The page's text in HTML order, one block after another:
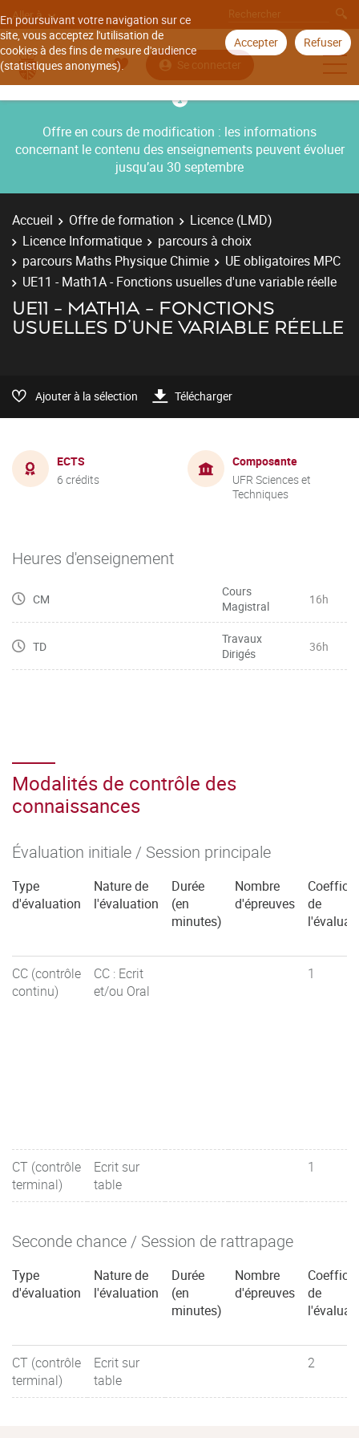
En poursuivant votre navigation sur ce
site, vous acceptez l'utilisation de
cookies à des fins de mesure d'audience
(statistiques anonymes).
Accepter Refuser
Aller à
Se connecter
Offre en cours de modification : les informations
concernant le contenu des enseignements peuvent évoluer
jusqu’au 30 septembre
Accueil Offre de formation
Licence (LMD)
Licence Informatique
parcours à choix
parcours Maths Physique Chimie
UE obligatoires MPC
UE11 - Math1A - Fonctions usuelles d'une variable réelle
UE11 - MATH1A - FONCTIONS
USUELLES D'UNE VARIABLE RÉELLE
Ajouter à la sélection Télécharger
ECTS
6 crédits
Composante
UFR Sciences et
Techniques
Heures d'enseignement
CM
Cours
Magistral
16h
TD
Travaux
Dirigés
36h
Modalités de contrôle des
connaissances
Évaluation initiale / Session principale
Type
d'évaluation
Nature de
l'évaluation
Durée
(en
minutes)
Nombre
d'épreuves
de
CC (contrôle
continu)
CC : Ecrit
et/ou Oral
1
CT (contrôle
terminal)
Ecrit sur
table
1
Seconde chance / Session de rattrapage
Type
d'évaluation
Nature de
l'évaluation
Durée
(en
minutes)
Nombre
d'épreuves
de
CT (contrôle
terminal)
Ecrit sur
table
2